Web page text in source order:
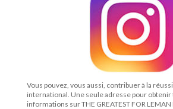
Vous pouvez, vous aussi, contribuer à la
international. Une seule adresse pour obtenir
informations sur THE GREATEST FOR LEMAN